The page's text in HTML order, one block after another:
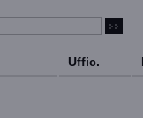
Uffic.